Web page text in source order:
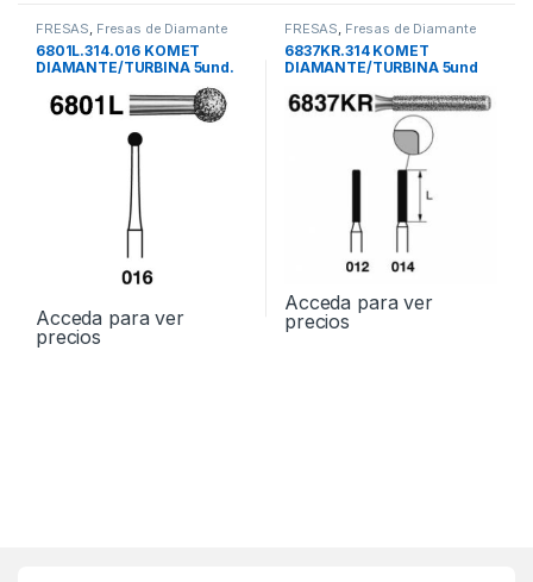
FRESAS, Fresas de Diamante
6801L.314.016 KOMET
DIAMANTE/TURBINA 5und.
Acceda para ver
precios
FRESAS, Fresas de Diamante
6837KR.314 KOMET
DIAMANTE/TURBINA 5und
Acceda para ver
precios